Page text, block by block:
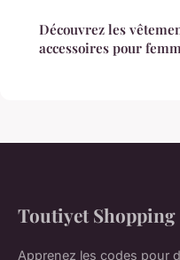
Découvrez les
accessoires pour
Toutiyet Shopping
Apprenez les codes pour